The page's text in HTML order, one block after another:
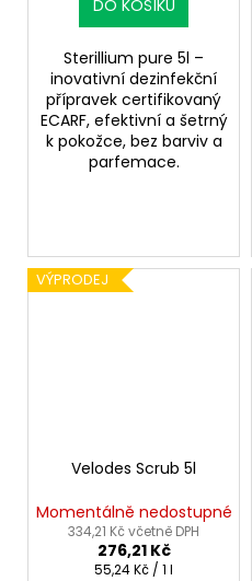
DO KOŠÍKU
Sterillium pure 5l –
inovativní dezinfekční
přípravek certifikovaný
ECARF, efektivní a šetrný
k pokožce, bez barviv a
parfemace.
VÝPRODEJ
Velodes Scrub 5l
Momentálně nedostupné
334,21 Kč včetně DPH
276,21 Kč
Měrná
55,24 Kč / 1 l